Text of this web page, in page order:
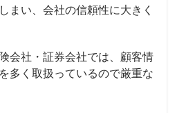
まい、会社の信頼性に大きく
会社・証券会社では、顧客情
多く取扱っているので厳重な